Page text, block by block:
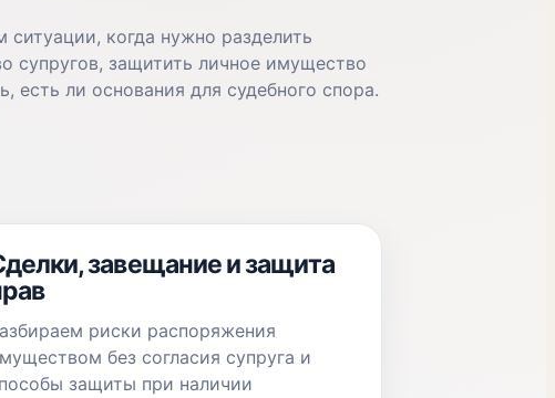
ситуации, когда нужно разделить
супругов, защитить личное имущество
есть ли основания для судебного спора.
завещание и защита
риски распоряжения
без согласия супруга и
защиты при наличии